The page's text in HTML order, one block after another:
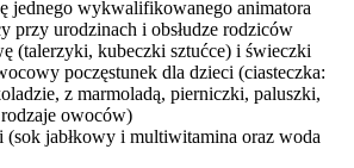
jednego wykwalifikowanego animatora
przy urodzinach i obsłudze rodziców
(talerzyki, kubeczki sztućce) i świeczki
poczęstunek dla dzieci (ciasteczka:
z marmoladą, pierniczki, paluszki,
owoców)
(sok jabłkowy i multiwitamina oraz woda